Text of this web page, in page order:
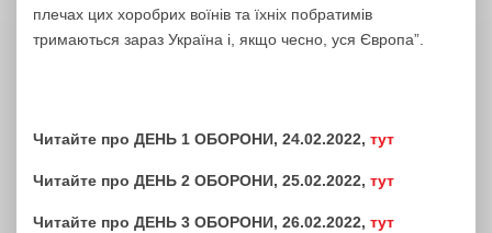
плечах цих хоробрих воїнів та їхніх побратимів
тримаються зараз Україна і, якщо чесно, уся Європа”.
Читайте про ДЕНЬ 1 ОБОРОНИ, 24.02.2022, тут
Читайте про ДЕНЬ 2 ОБОРОНИ, 25.02.2022, тут
Читайте про ДЕНЬ 3 ОБОРОНИ, 26.02.2022, тут